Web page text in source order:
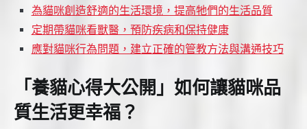
為貓咪創造舒適的生活環境，提高牠們的生活品質
定期帶貓咪看獸醫，預防疾病和保持健康
應對貓咪行為問題，建立正確的管教方法與溝通技巧
「養貓心得大公開」如何讓貓咪品
質生活更幸福？